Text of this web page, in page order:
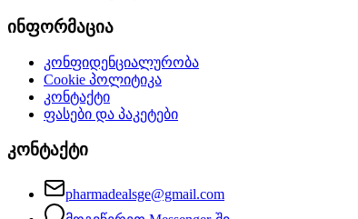
ინფორმაცია
კონფიდენციალურობა
Cookie პოლიტიკა
კონტაქტი
ფასები და პაკეტები
კონტაქტი
pharmadealsge@gmail.com